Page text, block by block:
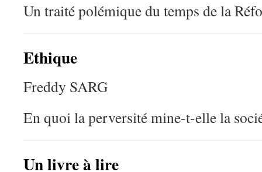
Un traité polémique du temps de la
Ethique
Freddy SARG
En quoi la perversité mine-t-elle la
Un livre à lire